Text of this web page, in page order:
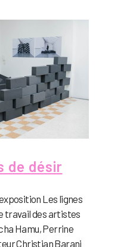
de désir
Les lignes
travail des artistes
Hamu, Perrine
Christian Barani